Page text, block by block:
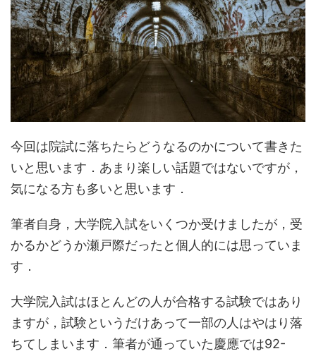
今回は院試に落ちたらどうなるのかについて書きた
いと思います．あまり楽しい話題ではないですが，
気になる方も多いと思います．
筆者自身，大学院入試をいくつか受けましたが，受
かるかどうか瀬戸際だったと個人的には思っていま
す．
大学院入試はほとんどの人が合格する試験ではあり
ますが，試験というだけあって一部の人はやはり落
ちてしまいます．筆者が通っていた慶應では92-